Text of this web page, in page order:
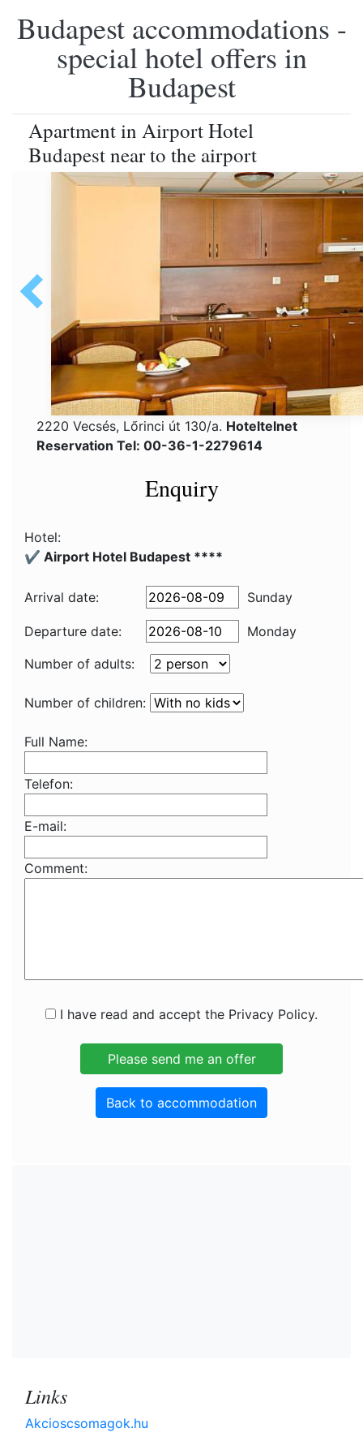
Budapest accommodations -
special hotel offers in
Budapest
Apartment in Airport Hotel
Budapest near to the airport
2220 Vecsés, Lőrinci út 130/a. Hoteltelnet
Reservation Tel: 00-36-1-2279614
Enquiry
Hotel:
✔️ Airport Hotel Budapest ****
Arrival date: Sunday
Departure date:
Monday
Number of adults:
Number of children:
Full Name:
Telefon:
E-mail:
Comment:
I have read and accept the Privacy Policy.
Back to accommodation
Links
Akcioscsomagok.hu